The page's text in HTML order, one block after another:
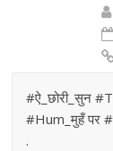
#ऐ_छोरी_सुन
#Hum_मुहँ पर
.